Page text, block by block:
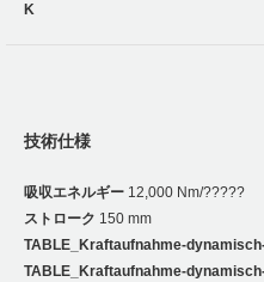
K
技術仕様
吸収エネルギー 12,000 Nm/?????
ストローク 150 mm
TABLE_Kraftaufnahme-
TABLE_Kraftaufnahme-